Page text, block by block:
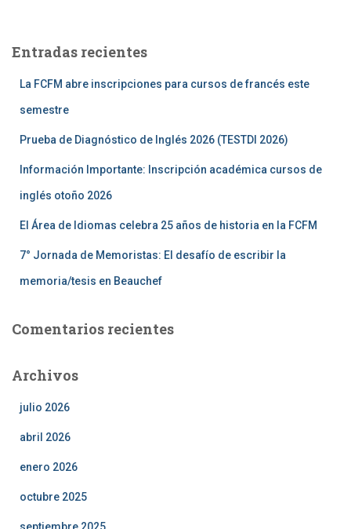
r
Entradas recientes
La FCFM abre inscripciones para cursos de francés este
semestre
Prueba de Diagnóstico de Inglés 2026 (TESTDI 2026)
Información Importante: Inscripción académica cursos de
inglés otoño 2026
El Área de Idiomas celebra 25 años de historia en la FCFM
7° Jornada de Memoristas: El desafío de escribir la
memoria/tesis en Beauchef
Comentarios recientes
Archivos
julio 2026
abril 2026
enero 2026
octubre 2025